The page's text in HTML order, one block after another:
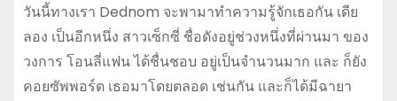
วันนี้ทางเรา Dednom จะพามาทำความรู้จักเธอกัน เดีย
ลอง เป็นอีกหนึ่ง สาวเซ็กซี่ ชื่อดังอยู่ช่วงหนึ่งที่ผ่านมา ของ
วงการ โอนลี่แฟน ได้ชื่นชอบ อยู่เป็นจำนวนมาก และ ก็ยัง
คอยซัพพอร์ต เธอมาโดยตลอด เช่นกัน และก็ได้มีฉายา